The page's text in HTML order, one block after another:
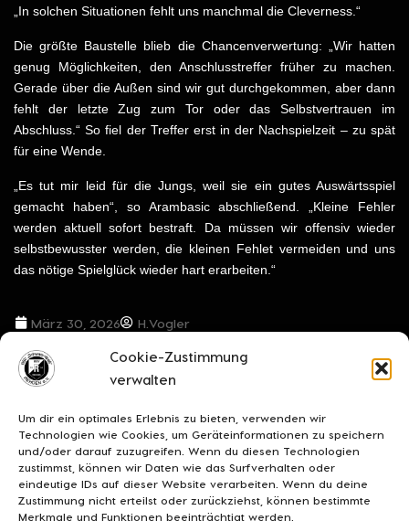
Cookie-Zustimmung
verwalten
Um dir ein optimales Erlebnis zu bieten, verwenden wir
Technologien wie Cookies, um Geräteinformationen zu speichern
und/oder darauf zuzugreifen. Wenn du diesen Technologien
zustimmst, können wir Daten wie das Surfverhalten oder
eindeutige IDs auf dieser Website verarbeiten. Wenn du deine
Zustimmung nicht erteilst oder zurückziehst, können bestimmte
Merkmale und Funktionen beeinträchtigt werden.
„In solchen Situationen fehlt uns manchmal die Cleverness.“
Die größte Baustelle blieb die Chancenverwertung: „Wir hatten
genug Möglichkeiten, den Anschlusstreffer früher zu machen.
Gerade über die Außen sind wir gut durchgekommen, aber dann
fehlt der letzte Zug zum Tor oder das Selbstvertrauen im
Abschluss.“ So fiel der Treffer erst in der Nachspielzeit – zu spät
für eine Wende.
„Es tut mir leid für die Jungs, weil sie ein gutes Auswärtsspiel
gemacht haben“, so Arambasic abschließend. „Kleine Fehler
werden aktuell sofort bestraft. Da müssen wir offensiv wieder
selbstbewusster werden, die kleinen Fehlet vermeiden und uns
das nötige Spielglück wieder hart erarbeiten.“
März 30, 2026 H.Vogler
VORIGER BEITRAG NÄCHSTER BEITRAG